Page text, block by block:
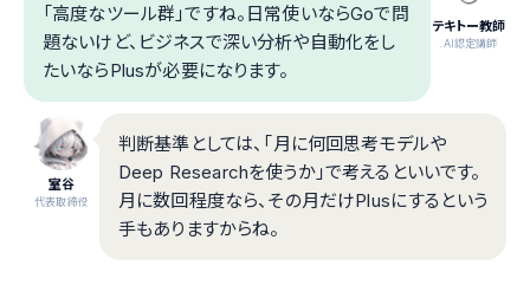
テキトー教師
.AI認定講師
「高度なツール群」ですね。日常使いならGoで問
題ないけど、ビジネスで深い分析や自動化をし
たいならPlusが必要になります。
室谷
代表取締役
判断基準としては、「月に何回思考モデルや
Deep Researchを使うか」で考えるといいです。
月に数回程度なら、その月だけPlusにするという
手もありますからね。